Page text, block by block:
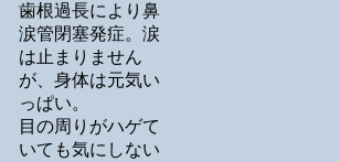
歯根過長により鼻
涙管閉塞発症。涙
は止まりません
が、身体は元気い
っぱい。
目の周りがハゲて
いても気にしない